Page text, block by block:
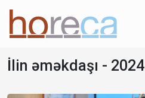
İlin əməkdaşı - 2024